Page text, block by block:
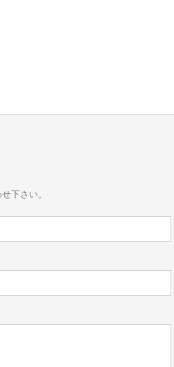
下さい。